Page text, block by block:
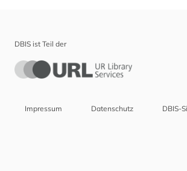
DBIS ist Teil der
Impressum Datenschutz DBIS-